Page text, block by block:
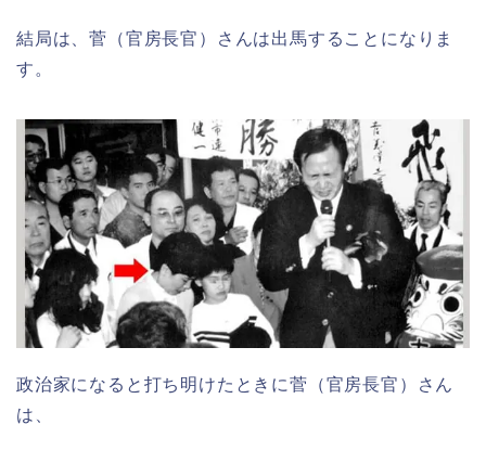
結局は、菅（官房長官）さんは出馬することになりま
す。
政治家になると打ち明けたときに菅（官房長官）さん
は、